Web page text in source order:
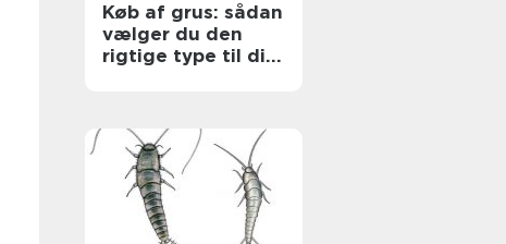
Køb af grus: sådan
vælger du den
rigtige type til dit